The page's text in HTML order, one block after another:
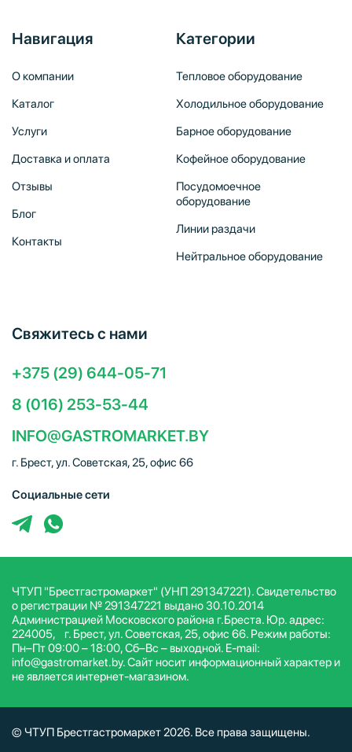
Навигация
О компании
Каталог
Услуги
Доставка и оплата
Отзывы
Блог
Контакты
Категории
Тепловое оборудование
Холодильное оборудование
Барное оборудование
Кофейное оборудование
Посудомоечное
оборудование
Линии раздачи
Нейтральное оборудование
Свяжитесь с нами
+375 (29) 644-05-71
8 (016) 253-53-44
INFO@GASTROMARKET.BY
г. Брест, ул. Советская, 25, офис 66
Социальные сети
ЧТУП "Брестгастромаркет" (УНП 291347221). Свидетельство
о регистрации № 291347221 выдано 30.10.2014
Администрацией Московского района г.Бреста. Юр. адрес:
224005, г. Брест, ул. Советская, 25, офис 66. Режим работы:
Пн–Пт 09:00 – 18:00, Сб–Вс – выходной. E-mail:
info@gastromarket.by. Сайт носит информационный характер и
не является интернет-магазином.
© ЧТУП Брестгастромаркет 2026. Все права защищены.